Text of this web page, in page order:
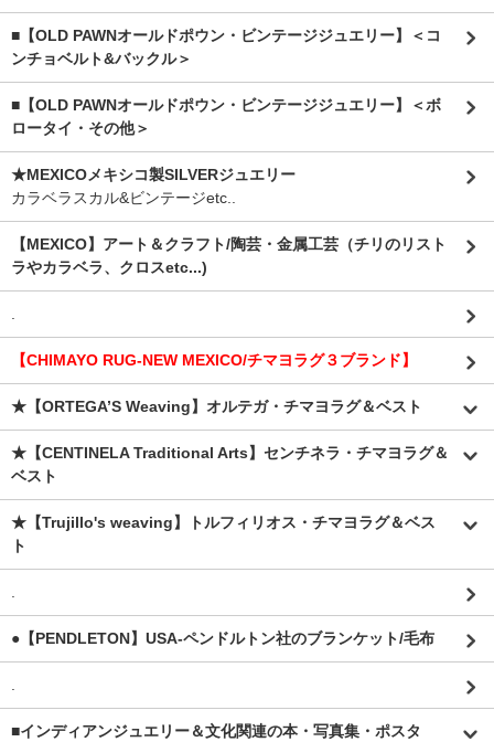
■【OLD PAWNオールドポウン・ビンテージジュエリー】＜コ
ンチョベルト&バックル＞
■【OLD PAWNオールドポウン・ビンテージジュエリー】＜ボ
ロータイ・その他＞
★MEXICOメキシコ製SILVERジュエリー
カラベラスカル&ビンテージetc..
【MEXICO】アート＆クラフト/陶芸・金属工芸（チリのリスト
ラやカラベラ、クロスetc...)
.
【CHIMAYO RUG-NEW MEXICO/チマヨラグ３ブランド】
★【ORTEGA’S Weaving】オルテガ・チマヨラグ＆ベスト
★【CENTINELA Traditional Arts】センチネラ・チマヨラグ＆
ベスト
★【Trujillo's weaving】トルフィリオス・チマヨラグ＆ベス
ト
.
●【PENDLETON】USA-ペンドルトン社のブランケット/毛布
.
■インディアンジュエリー＆文化関連の本・写真集・ポスタ